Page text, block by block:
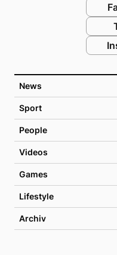
News
Sport
People
Videos
Games
Lifestyle
Archiv